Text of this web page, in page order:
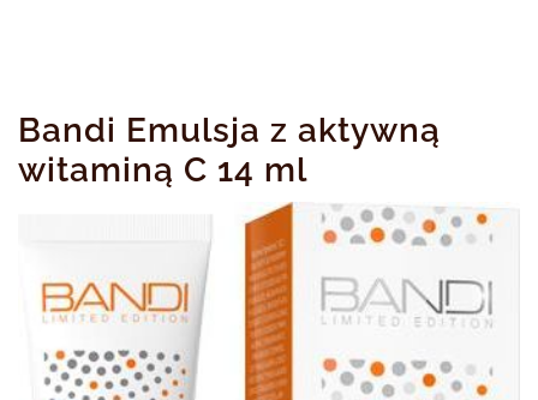
Bandi Emulsja z aktywną
witaminą C 14 ml